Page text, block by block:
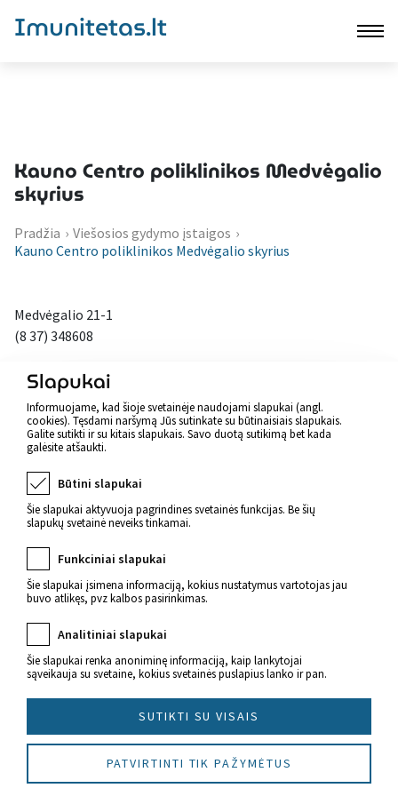
Imunitetas.lt
Kauno Centro poliklinikos Medvėgalio
skyrius
Pradžia › Viešosios gydymo įstaigos ›
Kauno Centro poliklinikos Medvėgalio skyrius
Medvėgalio 21-1
(8 37) 348608
Atgal
Naujienos apie sveikatą
© 2022 Imunitetas.lt Visos teisės saugomos.
Sukūrė
Slapukai
Informuojame, kad šioje svetainėje naudojami slapukai (angl.
cookies). Tęsdami naršymą Jūs sutinkate su būtinaisiais slapukais.
Galite sutikti ir su kitais slapukais. Savo duotą sutikimą bet kada
galėsite atšaukti.
Būtini slapukai
Šie slapukai aktyvuoja pagrindines svetainės funkcijas. Be šių
slapukų svetainė neveiks tinkamai.
Funkciniai slapukai
Šie slapukai įsimena informaciją, kokius nustatymus vartotojas jau
buvo atlikęs, pvz kalbos pasirinkimas.
Analitiniai slapukai
Šie slapukai renka anoniminę informaciją, kaip lankytojai
sąveikauja su svetaine, kokius svetainės puslapius lanko ir pan.
SUTIKTI SU VISAIS
PATVIRTINTI TIK PAŽYMĖTUS